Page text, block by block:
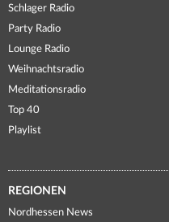
Schlager Radio
Party Radio
Lounge Radio
Weihnachtsradio
Meditationsradio
Top 40
Playlist
REGIONEN
Nordhessen News